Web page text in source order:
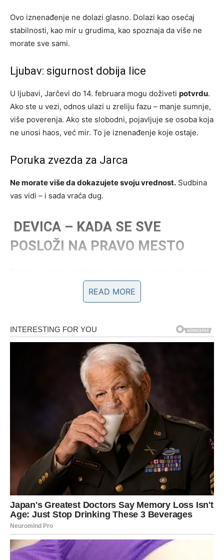
Ovo iznenađenje ne dolazi glasno. Dolazi kao osećaj
stabilnosti, kao mir u grudima, kao spoznaja da više ne
morate sve sami.
Ljubav: sigurnost dobija lice
U ljubavi, Jarčevi do 14. februara mogu doživeti potvrdu.
Ako ste u vezi, odnos ulazi u zreliju fazu – manje sumnje,
više poverenja. Ako ste slobodni, pojavljuje se osoba koja
ne unosi haos, već mir. To je iznenađenje koje ostaje.
Poruka zvezda za Jarca
Ne morate više da dokazujete svoju vrednost. Sudbina
vas vidi – i sada vraća dug.
DEVICA – KADA SE SVE
POSLOŽI NA PRAVO MESTO
što su dobijale. Do 14. februara zvezde donose
Iznenađenje kroz razumevanje
Ono što dolazi Devici nije haotično. To je iznenađenje
razgovor koji skida teret
odluka koja donosi mir
U ovom periodu shvatate da ne morate više da se trudite
oko onih koji ne znaju da uzvrate. Zvezde vas vode ka
jednostavnijem, zdravijem izboru.
Ljubav: manje analize, više osećaja
Do 14. februara Device ulaze u fazu u kojojsrce dobija
prednost nad razumom
. Ako ste u vezi, sitni
READ MORE